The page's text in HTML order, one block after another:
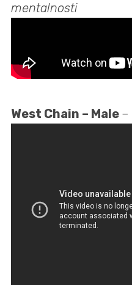
mentalnosti
West Chain – Male –